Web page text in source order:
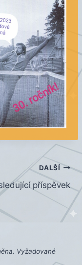
DALŠÍ
příspěvek
Vyžadované